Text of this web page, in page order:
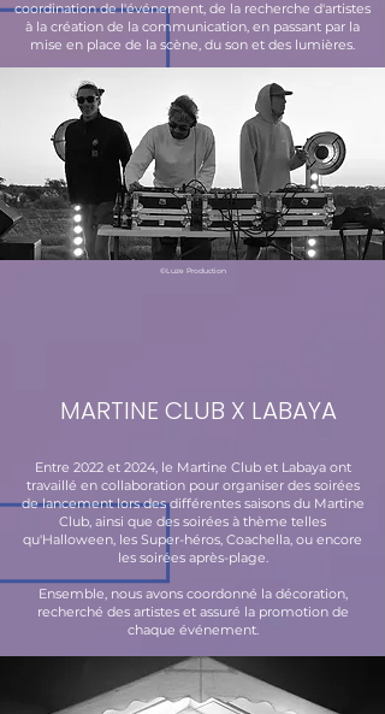
©Luze Production
coordination de l'événement, de la recherche d'artistes
à la création de la communication, en passant par la
mise en place de la scène, du son et des lumières.
Entre 2022 et 2024, le Martine Club et Labaya ont
travaillé en collaboration pour organiser des soirées
de lancement lors des différentes saisons du Martine
Club, ainsi que des soirées à thème telles
qu'Halloween, les Super-héros, Coachella, ou encore
les soirées après-plage.
Ensemble, nous avons coordonné la décoration,
recherché des artistes et assuré la promotion de
chaque événement.
MARTINE CLUB X LABAYA